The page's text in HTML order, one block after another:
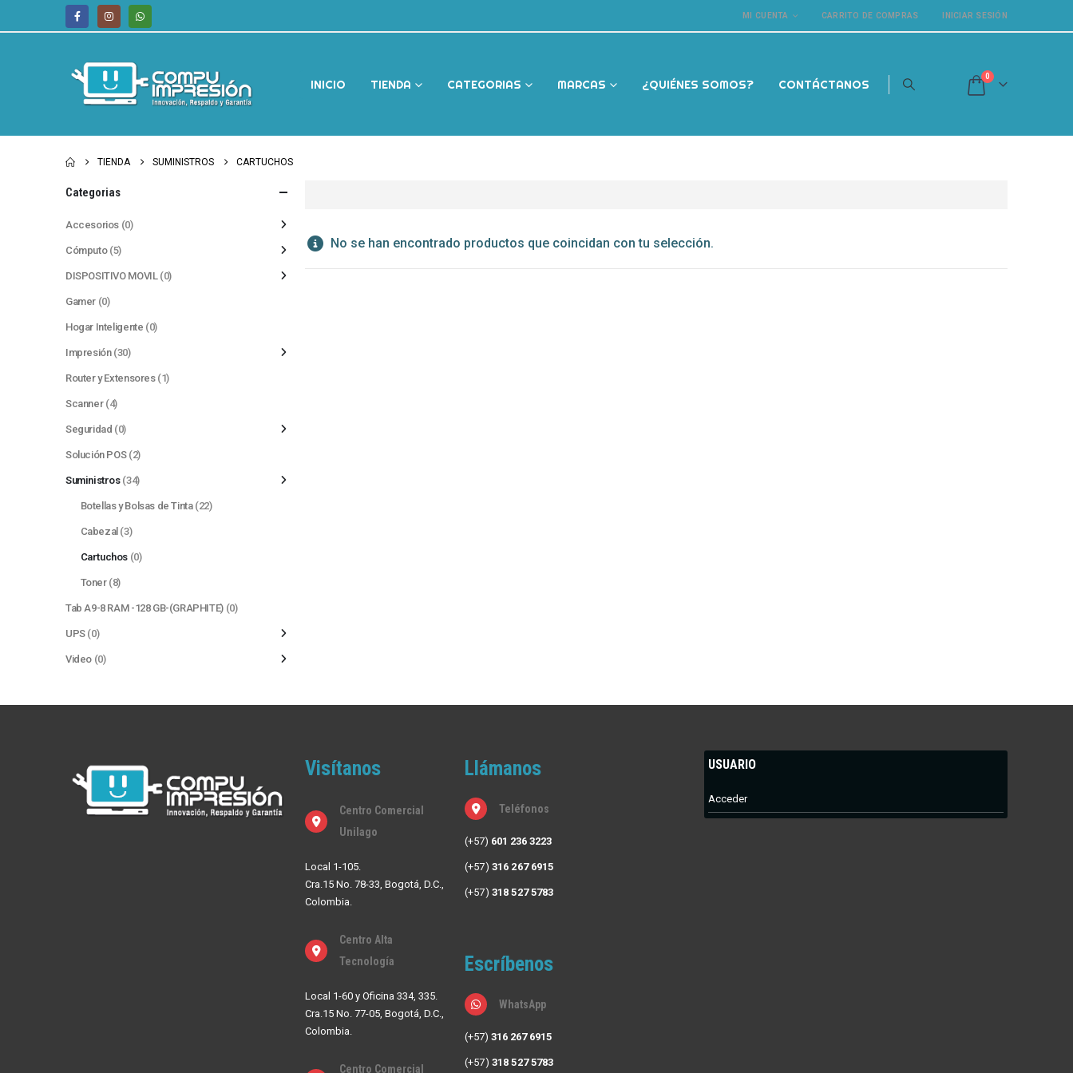
MI CUENTA CARRITO DE COMPRAS INICIAR SESIÓN
INICIO TIENDA CATEGORIAS MARCAS ¿QUIÉNES SOMOS? CONTÁCTANOS
0
TIENDA SUMINISTROS CARTUCHOS
No se han encontrado productos que coincidan con tu selección.
Categorias
Accesorios (0)
Cómputo (5)
DISPOSITIVO MOVIL (0)
Gamer (0)
Hogar Inteligente (0)
Impresión (30)
Router y Extensores (1)
Scanner (4)
Seguridad (0)
Solución POS (2)
Suministros (34)
Botellas y Bolsas de Tinta (22)
Cabezal (3)
Cartuchos (0)
Toner (8)
Tab A9-8 RAM -128 GB-(GRAPHITE) (0)
UPS (0)
Video (0)
Visítanos
Centro Comercial
Unilago
Local 1-105.
Cra.15 No. 78-33, Bogotá, D.C.,
Colombia.
Centro Alta
Tecnología
Local 1-60 y Oficina 334, 335.
Cra.15 No. 77-05, Bogotá, D.C.,
Colombia.
Centro Comercial
Llámanos
Teléfonos
(+57) 601 236 3223
(+57) 316 267 6915
(+57) 318 527 5783
Escríbenos
WhatsApp
(+57) 316 267 6915
(+57) 318 527 5783
USUARIO
Acceder